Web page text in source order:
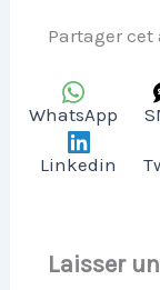
Partager cet
WhatsApp
Linkedin
Laisser